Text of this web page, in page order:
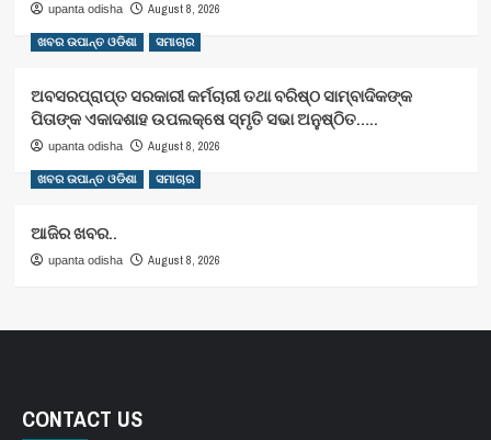
upanta odisha August 8, 2026
ଖବର ଉପାନ୍ତ ଓଡିଶା ସମାଚାର
ଅବସରପ୍ରାପ୍ତ ସରକାରୀ କର୍ମଚାରୀ ତଥା ବରିଷ୍ଠ ସାମ୍ବାଦିକଙ୍କ
ପିତାଙ୍କ ଏକାଦଶାହ ଉପଲକ୍ଷେ ସ୍ମୃତି ସଭା ଅନୁଷ୍ଠିତ…..
upanta odisha August 8, 2026
ଖବର ଉପାନ୍ତ ଓଡିଶା ସମାଚାର
ଆଜିର ଖବର..
upanta odisha August 8, 2026
CONTACT US